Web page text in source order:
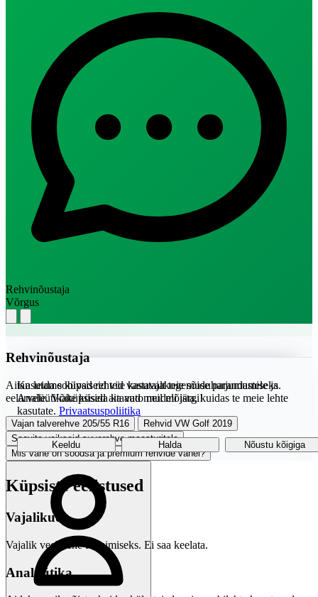
Rehvinõustaja
Võrgus
Rehvinõustaja
Aitan leida sobivad rehvid vastavalt teie sõiduharjumustele ja
eelarvele. Võite küsida ka auto mudeli järgi!
Vajan talverehve 205/55 R16
Rehvid VW Golf 2019
Soovita vaikseid suverehve maasturitele
Mis vahe on soodsa ja premium rehvide vahel?
Kasutame küpsiseid teie kasutajakogemuse parandamiseks.
Analüütikaküpsised aitavad meil mõista, kuidas te meie lehte
kasutate. Privaatsuspoliitika
Keeldu Halda Nõustu kõigiga
Küpsiste eelistused
Vajalikud
Vajalik veebilehe toimimiseks. Ei saa keelata.
Analüütika